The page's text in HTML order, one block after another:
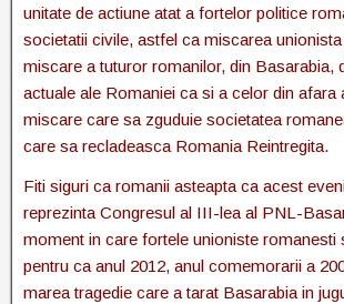
unitate de actiune atat a fortelor politice
societatii civile, astfel ca miscarea
miscare a tuturor romanilor, din Basarabia,
actuale ale Romaniei ca si a celor din afara
miscare care sa zguduie societatea
care sa recladeasca Romania Reintregita.
Fiti siguri ca romanii asteapta ca acest
reprezinta Congresul al III-lea al PNL-
moment in care fortele unioniste romanesti
pentru ca anul 2012, anul comemorarii a
marea tragedie care a tarat Basarabia in